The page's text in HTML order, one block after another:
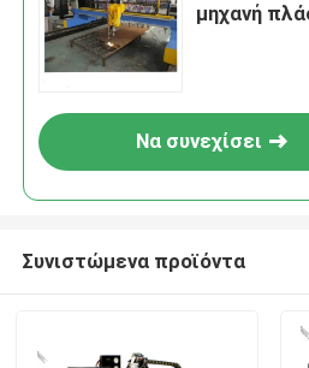
μηχανή
Να συνεχίσει
Συνιστώμενα προϊόντα